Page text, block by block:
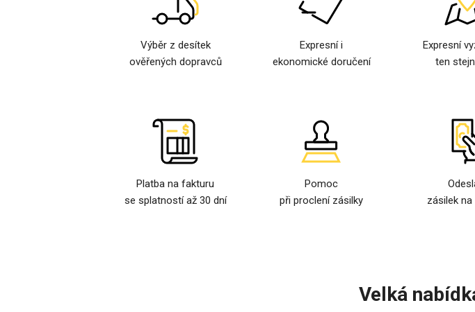
Výběr z desítek
ověřených dopravců
Expresní i
ekonomické doručení
Expresní
ten
Platba na fakturu
se splatností až 30 dní
Pomoc
při proclení zásilky
zásilek na
Velká